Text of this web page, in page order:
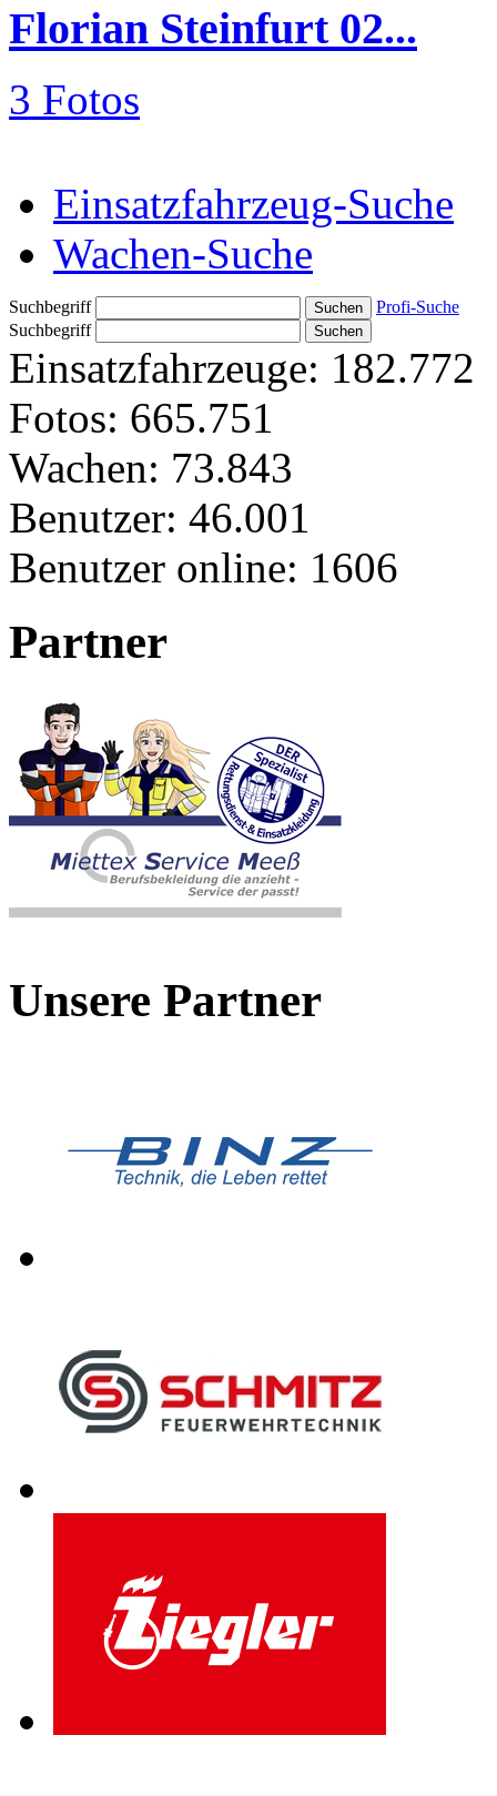
Florian Steinfurt 02...
3 Fotos
Einsatzfahrzeug-Suche
Wachen-Suche
Suchbegriff
Profi-Suche
Suchbegriff
Einsatzfahrzeuge: 182.772
Fotos: 665.751
Wachen: 73.843
Benutzer: 46.001
Benutzer online: 1606
Partner
Unsere Partner